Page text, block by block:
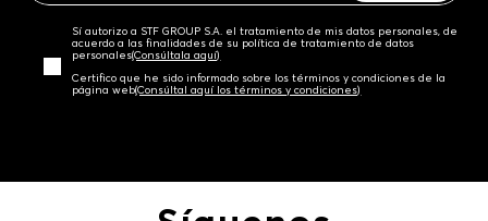
Sí autorizo a STF GROUP S.A. el tratamiento de mis datos personales, de
acuerdo a las finalidades de su política de tratamiento de datos
personales‎(Consúltala aquí)
Certifico que he sido informado sobre los términos y condiciones de la
página web‎(Consúltal aquí los términos y condiciones)